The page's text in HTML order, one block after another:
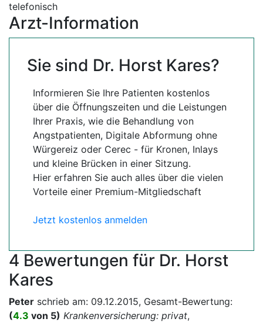
telefonisch
Arzt-Information
Sie sind Dr. Horst Kares?
Informieren Sie Ihre Patienten kostenlos
über die Öffnungszeiten und die Leistungen
Ihrer Praxis, wie die Behandlung von
Angstpatienten, Digitale Abformung ohne
Würgereiz oder Cerec - für Kronen, Inlays
und kleine Brücken in einer Sitzung.
Hier erfahren Sie auch alles über die vielen
Vorteile einer Premium-Mitgliedschaft
Jetzt kostenlos anmelden
4 Bewertungen für Dr. Horst
Kares
Peter schrieb am: 09.12.2015, Gesamt-Bewertung:
(4.3 von 5) Krankenversicherung: privat,